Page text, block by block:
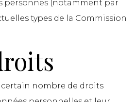
personnes (notamment par
types de la Commission
certain nombre de droits